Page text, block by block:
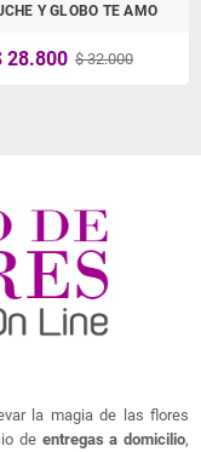
Y GLOBO TE AMO
28.800 $ 32.000
la magia de las flores
de entregas a domicilio,